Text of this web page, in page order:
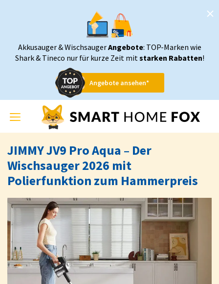
Akkusauger & WischsaugerAngebote: TOP-Marken wie
Shark & Tineco nur für kurze Zeit mitstarken Rabatten!
Angebote ansehen*
Toggle
navigation
JIMMY JV9 Pro Aqua – Der
Wischsauger 2026 mit
Polierfunktion zum Hammerpreis